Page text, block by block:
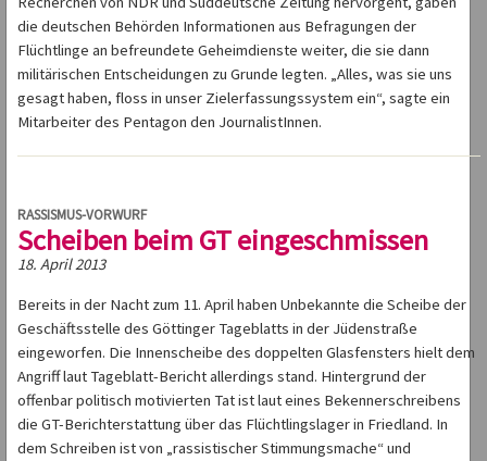
die deutschen Behörden Informationen aus Befragungen der
Flüchtlinge an befreundete Geheimdienste weiter, die sie dann
militärischen Entscheidungen zu Grunde legten. „Alles, was sie uns
gesagt haben, floss in unser Zielerfassungssystem ein“, sagte ein
Mitarbeiter des Pentagon den JournalistInnen.
RASSISMUS-VORWURF
Scheiben beim GT eingeschmissen
18. April 2013
Bereits in der Nacht zum 11. April haben Unbekannte die Scheibe der
Geschäftsstelle des Göttinger Tageblatts in der Jüdenstraße
eingeworfen. Die Innenscheibe des doppelten Glasfensters hielt dem
Angriff laut Tageblatt-Bericht allerdings stand. Hintergrund der
offenbar politisch motivierten Tat ist laut eines Bekennerschreibens
die GT-Berichterstattung über das Flüchtlingslager in Friedland. In
dem Schreiben ist von „rassistischer Stimmungsmache“ und